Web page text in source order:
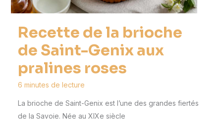
Recette de la brioche
de Saint-Genix aux
pralines roses
6 minutes de lecture
La brioche de Saint-Genix est l’une des grandes fiertés
de la Savoie. Née au XIXe siècle